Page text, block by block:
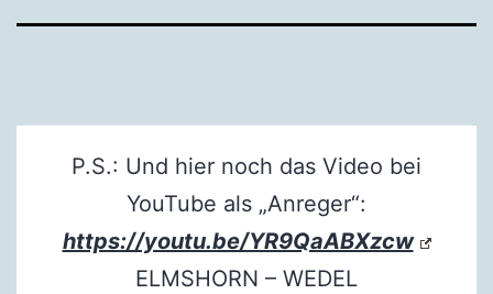
P.S.: Und hier noch das Video bei
YouTube als „Anreger“:
https://youtu.be/YR9QaABXzcw
ELMSHORN – WEDEL